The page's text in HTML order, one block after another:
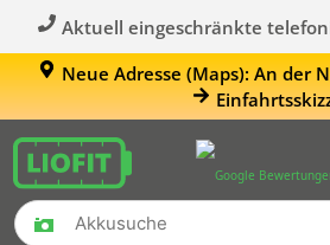
Aktuell eingeschränkte
Neue Adresse (Maps): An der